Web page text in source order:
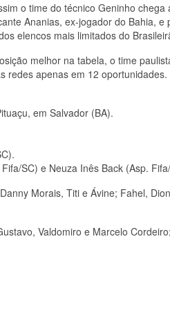
o time do técnico Geninho
Ananias, ex-jogador do Bahia,
elencos mais limitados do
melhor na tabela, o time
redes apenas em 12
em Salvador (BA).
SC) e Neuza Inês Back (Asp.
Morais, Titi e Ávine; Fahel,
Valdomiro e Marcelo